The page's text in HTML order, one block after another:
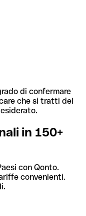
di confermare
che si tratti del
in 150+
con Qonto.
convenienti.